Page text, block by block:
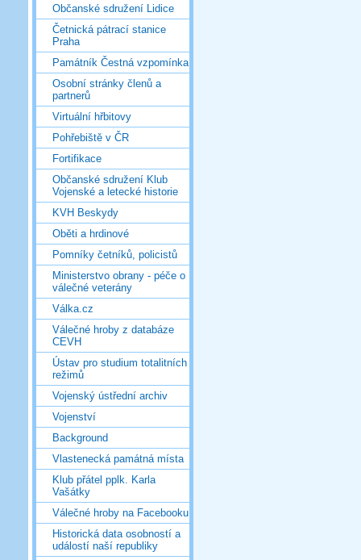
Občanské sdružení Lidice
Četnická pátrací stanice
Praha
Památník Čestná vzpomínka
Osobní stránky členů a
partnerů
Virtuální hřbitovy
Pohřebiště v ČR
Fortifikace
Občanské sdružení Klub
Vojenské a letecké historie
KVH Beskydy
Oběti a hrdinové
Pomníky četníků, policistů
Ministerstvo obrany - péče o
válečné veterány
Válka.cz
Válečné hroby z databáze
CEVH
Ústav pro studium totalitních
režimů
Vojenský ústřední archiv
Vojenství
Background
Vlastenecká památná místa
Klub přátel pplk. Karla
Vašátky
Válečné hroby na Facebooku
Historická data osobností a
událostí naší republiky